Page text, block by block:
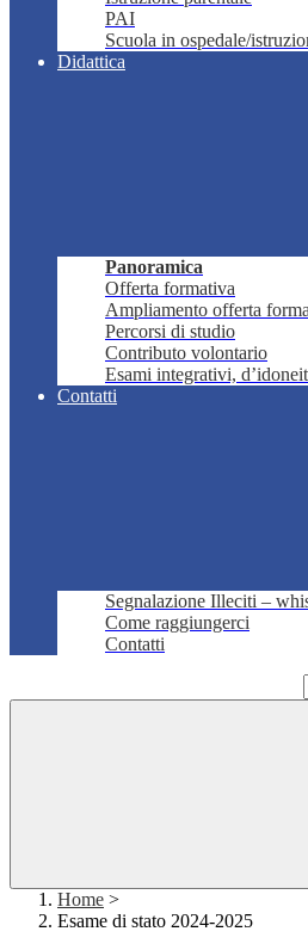
PAI
Scuola in ospedale/
Didattica
Panoramica
Offerta formativa
Ampliamento offerta
Percorsi di studio
Contributo volontario
Esami integrativi,
Contatti
Segnalazione Illeciti –
Come raggiungerci
Contatti
Home >
Esame di stato 2024-2025